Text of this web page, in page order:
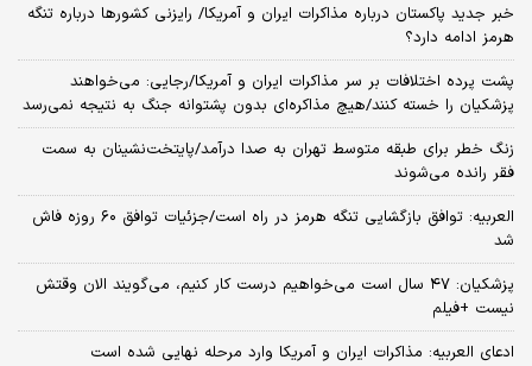
خبر جدید پاکستان درباره مذاکرات ایران و آمریکا/ رایزنی کشورها درباره تنگه
هرمز ادامه دارد؟
پشت پرده اختلافات بر سر مذاکرات ایران و آمریکا/رجایی: می‌خواهند
پزشکیان را خسته کنند/هیچ مذاکره‌ای بدون پشتوانه جنگ به نتیجه نمی‌رسد
زنگ خطر برای طبقه متوسط تهران به صدا درآمد/پایتخت‌نشینان به سمت
فقر رانده می‌شوند
العربیه: توافق بازگشایی تنگه هرمز در راه است/جزئیات توافق ۶۰ روزه فاش
شد
پزشکیان: ۴۷ سال است می‌خواهیم درست کار کنیم، می‌گویند الان وقتش
نیست +فیلم
ادعای العربیه: مذاکرات ایران و آمریکا وارد مرحله نهایی شده است